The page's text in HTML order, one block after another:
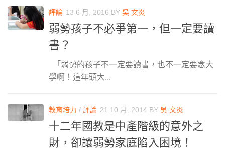
評論 13 6 月, 2016 BY 吳 文炎
弱勢孩子不必爭第一，但一定要讀
書？
「弱勢的孩子不一定要讀書，也不一定要念大
學啊！這年頭大...
教育培力 / 評論 21 10 月, 2014 BY 吳 文炎
十二年國教是中產階級的意外之
財，卻讓弱勢家庭陷入困境！